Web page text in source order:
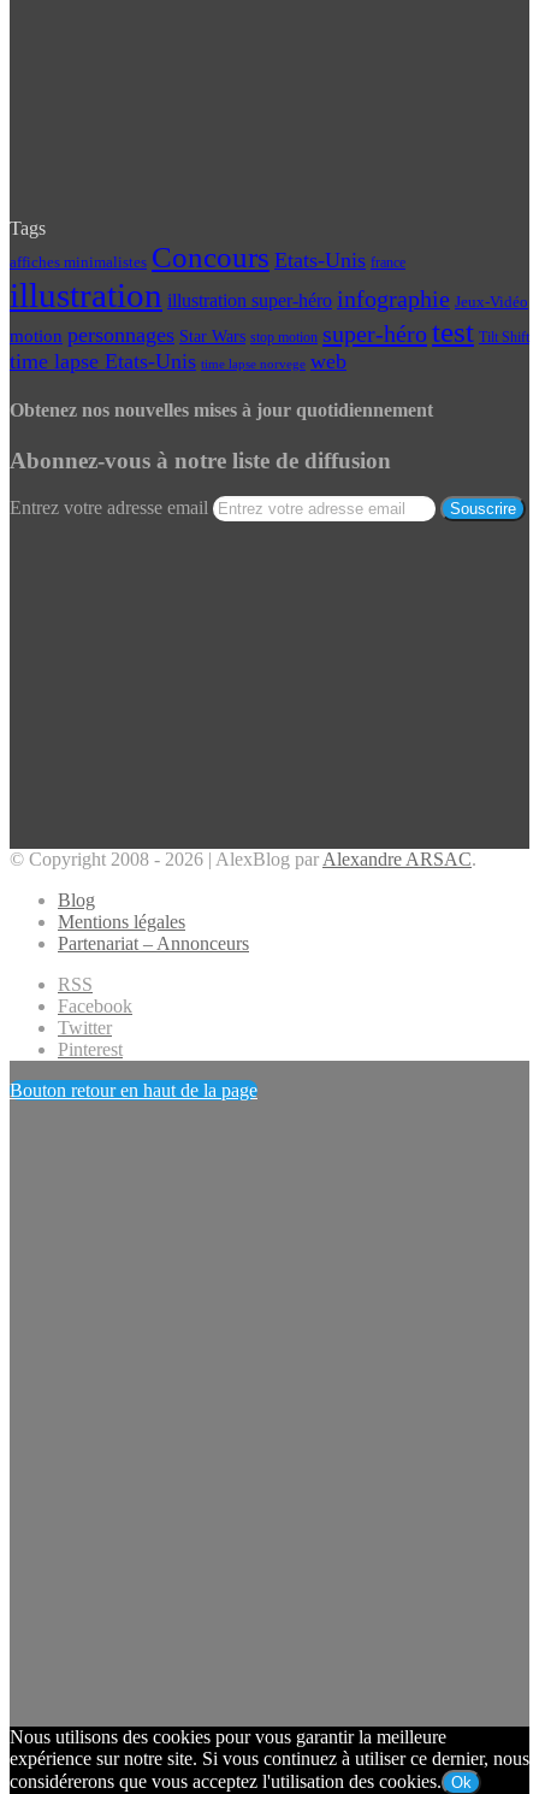
Tags
affiches minimalistes Concours Etats-Unis france
illustration illustration super-héro infographie Jeux-Vidéo
motion personnages Star Wars stop motion super-hérotest Tilt Shift
time lapse Etats-Unis time lapse norvege web
Obtenez nos nouvelles mises à jour quotidiennement
Abonnez-vous à notre liste de diffusion
Entrez votre adresse email
© Copyright 2008 - 2026 | AlexBlog par Alexandre ARSAC.
Blog
Mentions légales
Partenariat – Annonceurs
RSS
Facebook
Twitter
Pinterest
Bouton retour en haut de la page
Nous utilisons des cookies pour vous garantir la meilleure
expérience sur notre site. Si vous continuez à utiliser ce dernier, nous
considérerons que vous acceptez l'utilisation des cookies. Ok